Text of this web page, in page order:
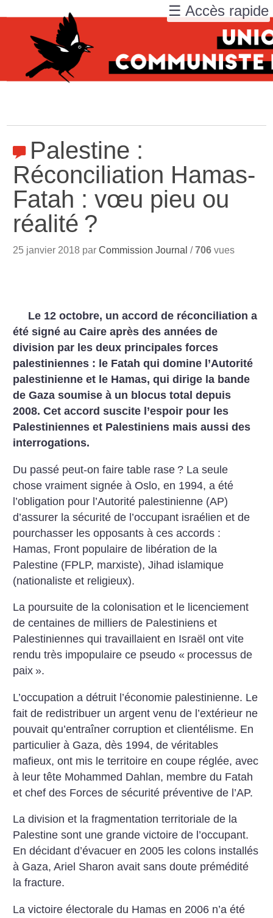
Palestine :
Réconciliation Hamas-
Fatah : vœu pieu ou
réalité ?
25 janvier 2018 parCommission Journal /706 vues
Le 12 octobre, un accord de réconciliation a
été signé au Caire après des années de
division par les deux principales forces
palestiniennes : le Fatah qui domine l’Autorité
palestinienne et le Hamas, qui dirige la bande
de Gaza soumise à un blocus total depuis
2008. Cet accord suscite l’espoir pour les
Palestiniennes et Palestiniens mais aussi des
interrogations.
Du passé peut-on faire table rase ? La seule
chose vraiment signée à Oslo, en 1994, a été
l’obligation pour l’Autorité palestinienne (AP)
d’assurer la sécurité de l’occupant israélien et de
pourchasser les opposants à ces accords :
Hamas, Front populaire de libération de la
Palestine (FPLP, marxiste), Jihad islamique
(nationaliste et religieux).
La poursuite de la colonisation et le licenciement
de centaines de milliers de Palestiniens et
Palestiniennes qui travaillaient en Israël ont vite
rendu très impopulaire ce pseudo « processus de
paix ».
L’occupation a détruit l’économie palestinienne. Le
fait de redistribuer un argent venu de l’extérieur ne
pouvait qu’entraîner corruption et clientélisme. En
particulier à Gaza, dès 1994, de véritables
mafieux, ont mis le territoire en coupe réglée, avec
à leur tête Mohammed Dahlan, membre du Fatah
et chef des Forces de sécurité préventive de l’AP.
La division et la fragmentation territoriale de la
Palestine sont une grande victoire de l’occupant.
En décidant d’évacuer en 2005 les colons installés
à Gaza, Ariel Sharon avait sans doute prémédité
la fracture.
La victoire électorale du Hamas en 2006 n’a été
☰ Accès rapide